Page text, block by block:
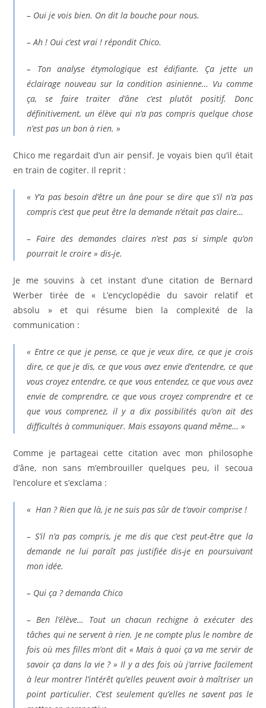
– Oui je vois bien. On dit la bouche pour nous.
– Ah ! Oui c’est vrai ! répondit Chico.
– Ton analyse étymologique est édifiante. Ça jette un
éclairage nouveau sur la condition asinienne… Vu comme
ça, se faire traiter d’âne c’est plutôt positif. Donc
définitivement, un élève qui n’a pas compris quelque chose
n’est pas un bon à rien. »
Chico me regardait d’un air pensif. Je voyais bien qu’il était
en train de cogiter. Il reprit :
« Y’a pas besoin d’être un âne pour se dire que s’il n’a pas
compris c’est que peut être la demande n’était pas claire…
– Faire des demandes claires n’est pas si simple qu’on
pourrait le croire » dis-je.
Je me souvins à cet instant d’une citation de Bernard
Werber tirée de « L’encyclopédie du savoir relatif et
absolu » et qui résume bien la complexité de la
communication :
« Entre ce que je pense, ce que je veux dire, ce que je crois
dire, ce que je dis, ce que vous avez envie d’entendre, ce que
vous croyez entendre, ce que vous entendez, ce que vous avez
envie de comprendre, ce que vous croyez comprendre et ce
que vous comprenez, il y a dix possibilités qu’on ait des
difficultés à communiquer. Mais essayons quand même… »
Comme je partageai cette citation avec mon philosophe
d’âne, non sans m’embrouiller quelques peu, il secoua
l’encolure et s’exclama :
« Han ? Rien que là, je ne suis pas sûr de t’avoir comprise !
– S’il n’a pas compris, je me dis que c’est peut-être que la
demande ne lui paraît pas justifiée dis-je en poursuivant
mon idée.
– Qui ça ? demanda Chico
– Ben l’élève… Tout un chacun rechigne à exécuter des
tâches qui ne servent à rien. Je ne compte plus le nombre de
fois où mes filles m’ont dit « Mais à quoi ça va me servir de
savoir ça dans la vie ? » Il y a des fois où j’arrive facilement
à leur montrer l’intérêt qu’elles peuvent avoir à maîtriser un
point particulier. C’est seulement qu’elles ne savent pas le